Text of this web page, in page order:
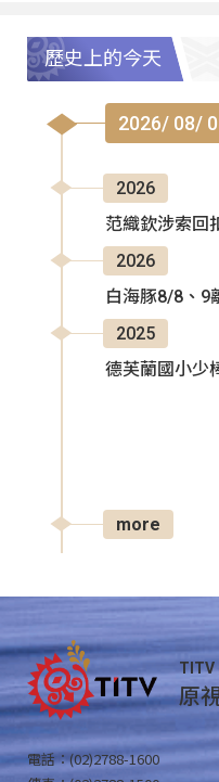
歷史上的今天
2026/ 08/
2026
范織欽涉索回
2026
白海豚8/8、9
2025
德芙蘭國小少
more
TITV
原
電話：(02)2788-1600